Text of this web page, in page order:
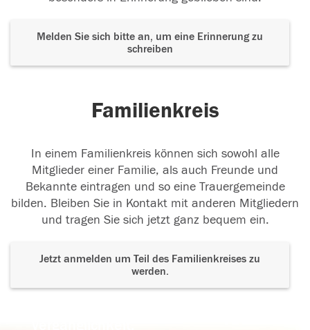
Melden Sie sich bitte an, um eine Erinnerung zu
schreiben
Familienkreis
In einem Familienkreis können sich sowohl alle
Mitglieder einer Familie, als auch Freunde und
Bekannte eintragen und so eine Trauergemeinde
bilden. Bleiben Sie in Kontakt mit anderen Mitgliedern
und tragen Sie sich jetzt ganz bequem ein.
Jetzt anmelden um Teil des Familienkreises zu
werden.